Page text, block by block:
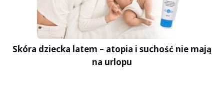
Skóra dziecka latem – atopia i suchość nie mają
na urlopu